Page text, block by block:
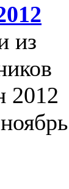
из
2012